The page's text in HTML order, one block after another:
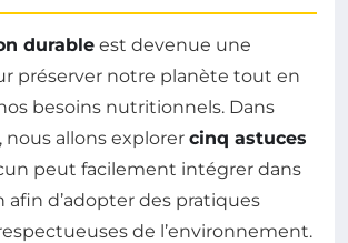
durable est devenue une
préserver notre planète tout en
besoins nutritionnels. Dans
allons explorer cinq astuces
peut facilement intégrer dans
d’adopter des pratiques
de l’environnement.